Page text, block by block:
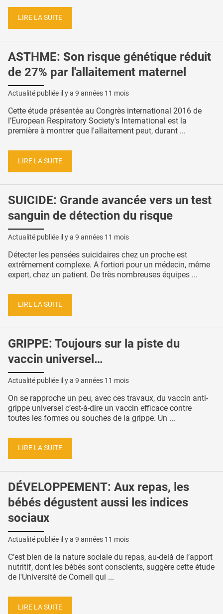
LIRE LA SUITE
ASTHME: Son risque génétique réduit
de 27% par l'allaitement maternel
Actualité publiée il y a 9 années 11 mois
Cette étude présentée au Congrès international 2016 de
l’European Respiratory Society's International est la
première à montrer que l'allaitement peut, durant ...
LIRE LA SUITE
SUICIDE: Grande avancée vers un test
sanguin de détection du risque
Actualité publiée il y a 9 années 11 mois
Détecter les pensées suicidaires chez un proche est
extrêmement complexe. A fortiori pour un médecin, même
expert, chez un patient. De très nombreuses équipes ...
LIRE LA SUITE
GRIPPE: Toujours sur la piste du
vaccin universel…
Actualité publiée il y a 9 années 11 mois
On se rapproche un peu, avec ces travaux, du vaccin anti-
grippe universel c’est-à-dire un vaccin efficace contre
toutes les formes ou souches de la grippe. Un ...
LIRE LA SUITE
DÉVELOPPEMENT: Aux repas, les
bébés dégustent aussi les indices
sociaux
Actualité publiée il y a 9 années 11 mois
C’est bien de la nature sociale du repas, au-delà de l’apport
nutritif, dont les bébés sont conscients, suggère cette étude
de l'Université de Cornell qui ...
LIRE LA SUITE